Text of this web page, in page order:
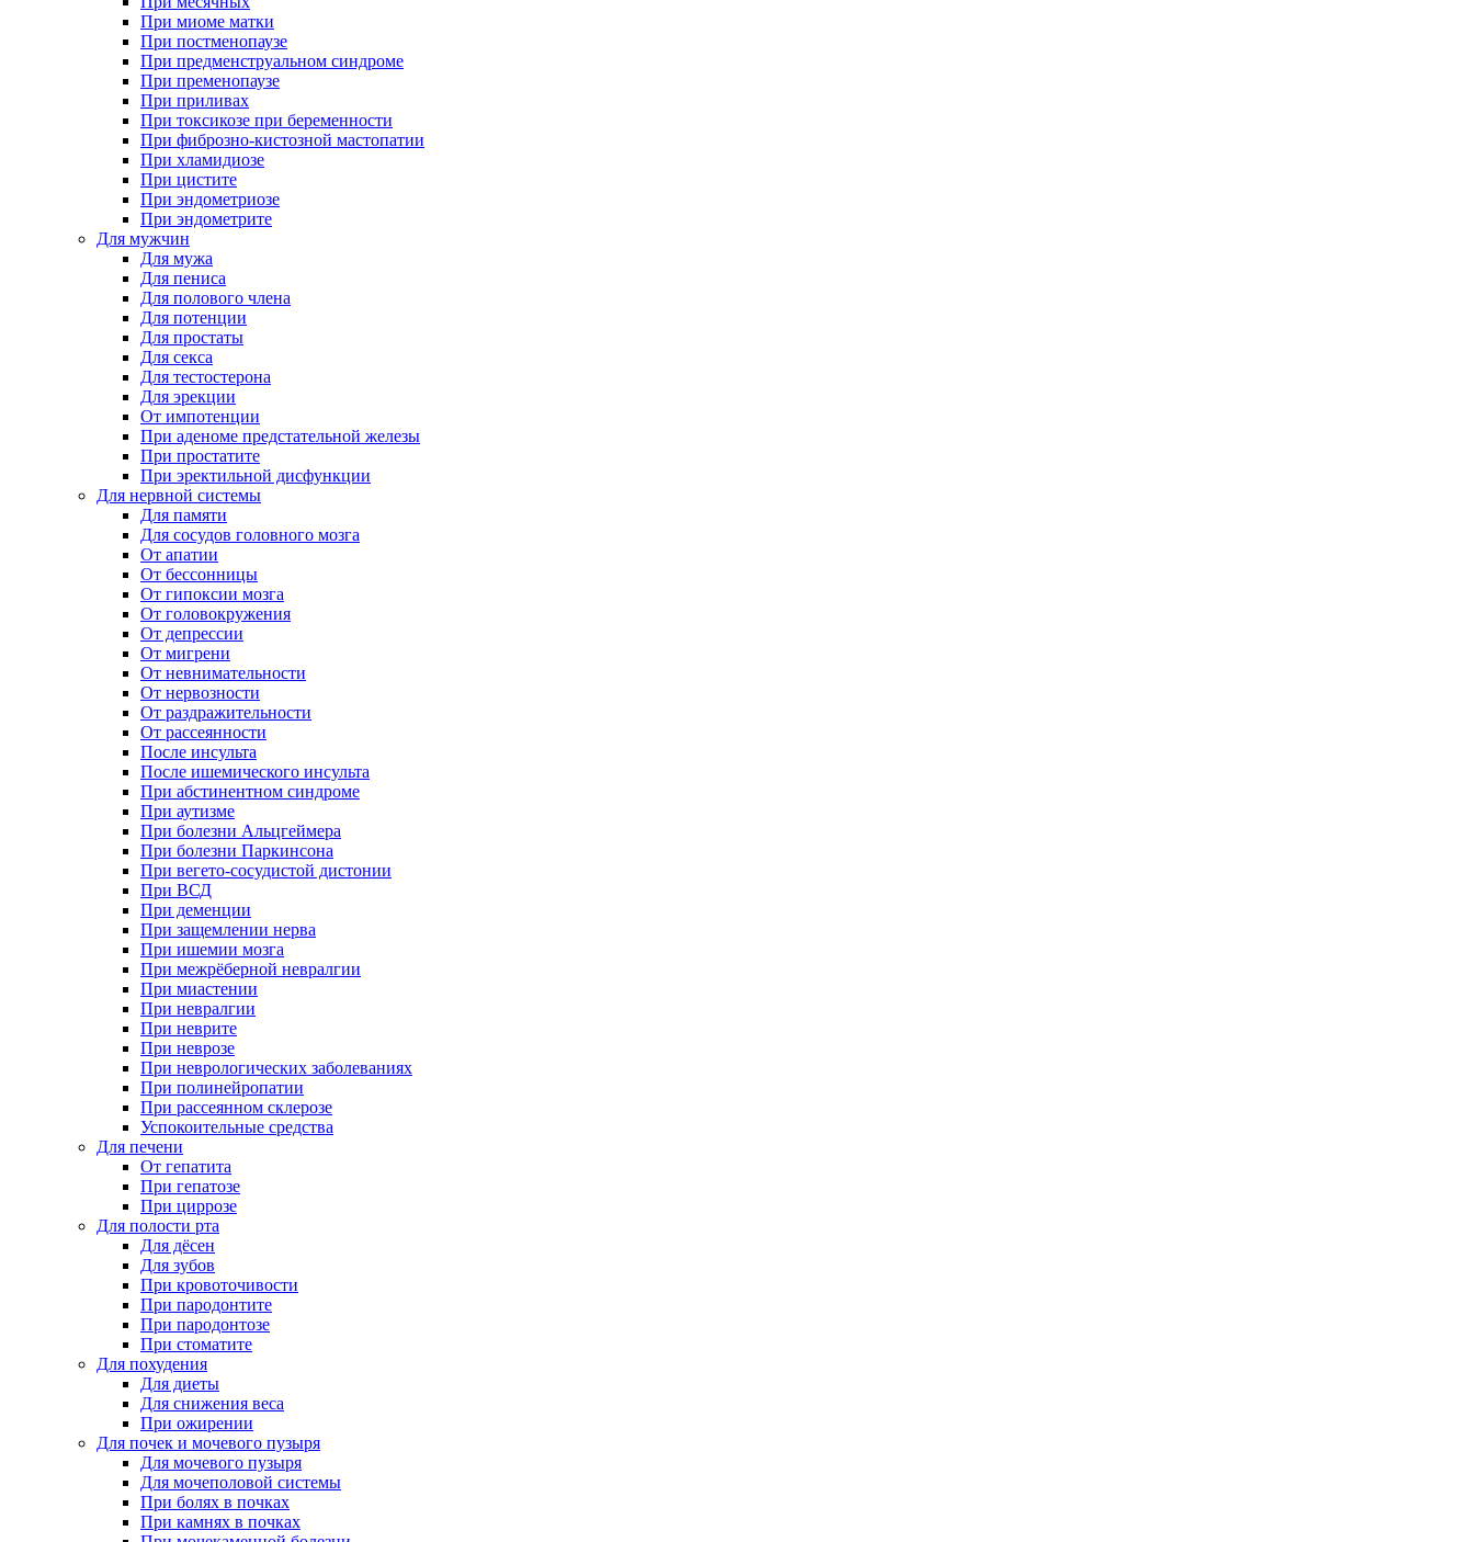
При миоме матки
При постменопаузе
При предменструальном синдроме
При пременопаузе
При приливах
При токсикозе при беременности
При фиброзно-кистозной мастопатии
При хламидиозе
При цистите
При эндометриозе
При эндометрите
Для мужчин
Для мужа
Для пениса
Для полового члена
Для потенции
Для простаты
Для секса
Для тестостерона
Для эрекции
От импотенции
При аденоме предстательной железы
При простатите
При эректильной дисфункции
Для нервной системы
Для памяти
Для сосудов головного мозга
От апатии
От бессонницы
От гипоксии мозга
От головокружения
От депрессии
От мигрени
От невнимательности
От нервозности
От раздражительности
От рассеянности
После инсульта
После ишемического инсульта
При абстинентном синдроме
При аутизме
При болезни Альцгеймера
При болезни Паркинсона
При вегето-сосудистой дистонии
При ВСД
При деменции
При защемлении нерва
При ишемии мозга
При межрёберной невралгии
При миастении
При невралгии
При неврите
При неврозе
При неврологических заболеваниях
При полинейропатии
При рассеянном склерозе
Успокоительные средства
Для печени
От гепатита
При гепатозе
При циррозе
Для полости рта
Для дёсен
Для зубов
При кровоточивости
При пародонтите
При пародонтозе
При стоматите
Для похудения
Для диеты
Для снижения веса
При ожирении
Для почек и мочевого пузыря
Для мочевого пузыря
Для мочеполовой системы
При болях в почках
При камнях в почках